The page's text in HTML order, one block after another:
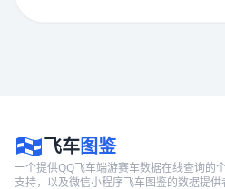
飞车图鉴
一个提供QQ飞车端游赛车数据在线查询的
支持，以及微信小程序飞车图鉴的数据提供